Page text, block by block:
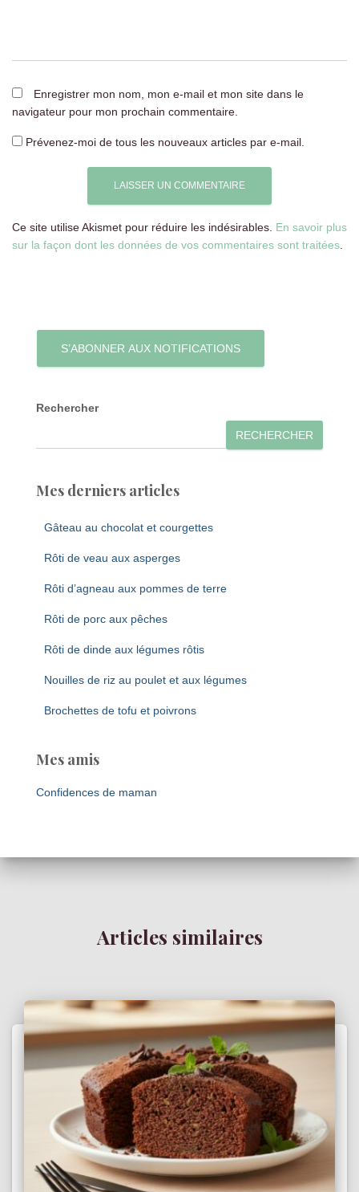
Enregistrer mon nom, mon e-mail et mon site dans le
navigateur pour mon prochain commentaire.
Prévenez-moi de tous les nouveaux articles par e-mail.
Ce site utilise Akismet pour réduire les indésirables. En savoir plus
sur la façon dont les données de vos commentaires sont traitées
S’ABONNER AUX NOTIFICATIONS
Rechercher
RECHERCHER
Mes derniers articles
Gâteau au chocolat et courgettes
Rôti de veau aux asperges
Rôti d’agneau aux pommes de terre
Rôti de porc aux pêches
Rôti de dinde aux légumes rôtis
Nouilles de riz au poulet et aux légumes
Brochettes de tofu et poivrons
Mes amis
Confidences de maman
Articles similaires